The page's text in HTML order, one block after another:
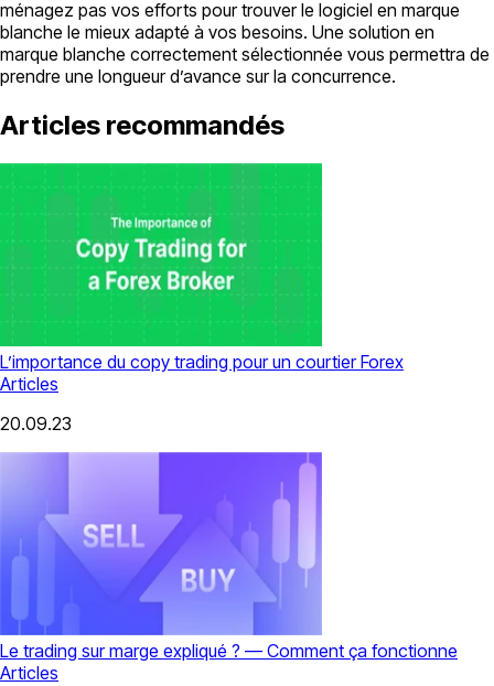
ménagez pas vos efforts pour trouver le logiciel en marque
blanche le mieux adapté à vos besoins. Une solution en
marque blanche correctement sélectionnée vous permettra de
prendre une longueur d’avance sur la concurrence.
Articles recommandés
L’importance du copy trading pour un courtier Forex
Articles
20.09.23
Le trading sur marge expliqué ? — Comment ça fonctionne
Articles